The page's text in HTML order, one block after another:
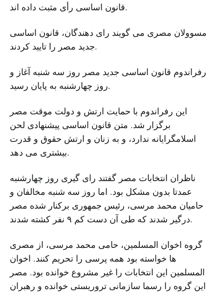
قانون اساسی رأی مثبت داده اند.
مسوولان مصری می گویند رای دهندگان، قانون اساسی
جدید مصر را تایید کردند.
رفراندوم قانون اساسی جدید مصر روز سه شنبه آغاز و
روز چهارشنبه به پایان رسید.
این رفراندوم با حمایت ارتش و دولت موقت مصر
برگزار شد. متن قانون اساسی پیشنهادی لحن
اسلامگرایانه ندارد، و به زنان و ارتش حقوق و قدرت
بیشتری می دهد.
ناظران انتخابات مصر گفتند رای گیری روز چهارشنبه
عمدتا بدون مشکل بود. اما روز سه شنبه مخالفان و
حامیان محمد مرسی، رئیس جمهوری برکنار شده مصر
درگیر شدند که طی آن دست کم ۹ نفر کشته شدند.
گروه اخوان المسلمین، حامی محمد مرسی، از مصری
ها خواسته بود همه پرسی را تحریم کنند. اخوان
المسلمین این انتخابات را غیر مشروع خوانده بود. مصر
این گروه را رسما سازمانی تروریستی خوانده و رهبران